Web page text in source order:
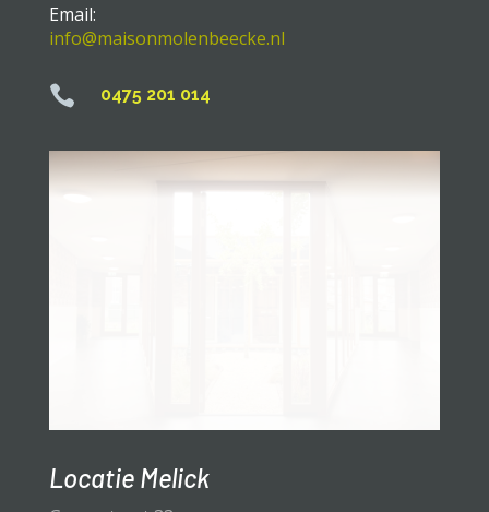
Email:
info@maisonmolenbeecke.nl
 0475 201 014
Locatie Melick